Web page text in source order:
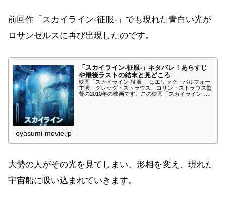
前回作「スカイライン-征服-」でも現れた青白い光が
ロサンゼルスに再び出現したのです。
「スカイライン-征服-」ネタバレ！あらすじ
や最後ラストの結末と見どころ
映画「スカイライン-征服-」はエリック・バルフォー
主演、グレッグ・ストラウス、コリン・ストラウス監
督の2010年の映画です。この映画「スカイライン-征
oyasumi-movie.jp
大勢の人がその光を見てしまい、形相を変え、現れた
宇宙船に吸い込まれていきます。